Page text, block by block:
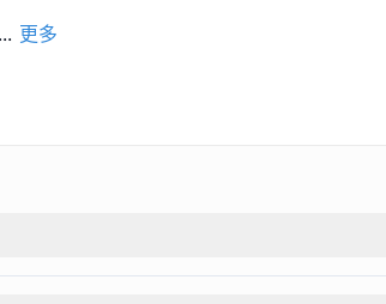
... 更多